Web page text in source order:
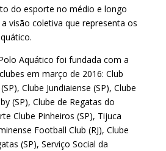
do esporte no médio e longo
visão coletiva que representa os
Aquático foi fundada com a
em março de 2016: Club
Clube Jundiaiense (SP), Clube
(SP), Clube de Regatas do
Clube Pinheiros (SP), Tijuca
Football Club (RJ), Clube
(SP), Serviço Social da